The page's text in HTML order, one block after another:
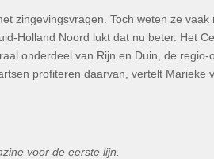
zingevingsvragen. Toch weten ze vaak
Holland Noord lukt dat nu beter. Het
onderdeel van Rijn en Duin, de regio-
profiteren daarvan, vertelt Marieke
voor de eerste lijn.